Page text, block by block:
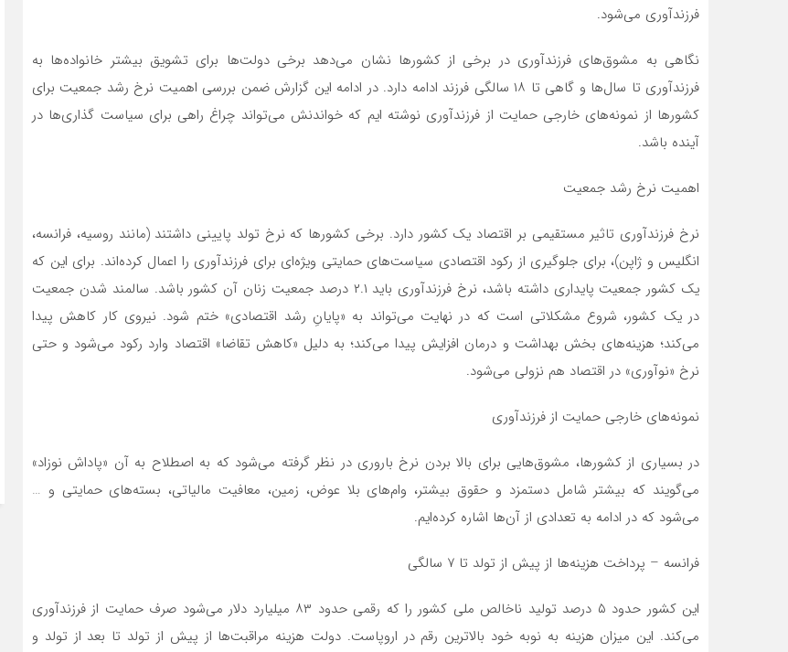
فرزندآوری می‌شود.
نگاهی به مشوق‌های فرزندآوری در برخی از کشور‌ها نشان می‌دهد برخی دولت‌ها برای تشویق بیشتر خانواده‌ها به
فرزندآوری تا سال‌ها و گاهی تا ۱۸ سالگی فرزند ادامه دارد. در ادامه این گزارش ضمن بررسی اهمیت نرخ رشد جمعیت برای
کشور‌ها از نمونه‌های خارجی حمایت از فرزندآوری نوشته ایم که خواندنش می‌تواند چراغ راهی برای سیاست گذاری‌ها در
آینده باشد.
اهمیت نرخ رشد جمعیت
نرخ فرزندآوری تاثیر مستقیمی بر اقتصاد یک کشور دارد. برخی کشور‌ها که نرخ تولد پایینی داشتند (مانند روسیه، فرانسه،
انگلیس و ژاپن)، برای جلوگیری از رکود اقتصادی سیاست‌های حمایتی ویژه‌ای برای فرزندآوری را اعمال کرده‌اند. برای این که
یک کشور جمعیت پایداری داشته باشد، نرخ فرزندآوری باید ۲.۱ درصد جمعیت زنان آن کشور باشد. سالمند شدن جمعیت
در یک کشور، شروع مشکلاتی است که در نهایت می‌تواند به «پایانِ رشد اقتصادی» ختم شود. نیروی کار کاهش پیدا
می‌کند؛ هزینه‌های بخش بهداشت و درمان افزایش پیدا می‌کند؛ به دلیل «کاهش تقاضا» اقتصاد وارد رکود می‌شود و حتی
نرخ «نوآوری» در اقتصاد هم نزولی می‌شود.
نمونه‌های خارجی حمایت از فرزندآوری
در بسیاری از کشورها، مشوق‌هایی برای بالا بردن نرخ باروری در نظر گرفته می‌شود که به اصطلاح به آن «پاداش نوزاد»
می‌گویند که بیشتر شامل دستمزد و حقوق بیشتر، وام‌های بلا عوض، زمین، معافیت مالیاتی، بسته‌های حمایتی و …
می‌شود که در ادامه به تعدادی از آن‌ها اشاره کرده‌ایم.
فرانسه – پرداخت هزینه‌ها از پیش از تولد تا ۷ سالگی
این کشور حدود ۵ درصد تولید ناخالص ملی کشور را که رقمی حدود ۸۳ میلیارد دلار می‌شود صرف حمایت از فرزندآوری
می‌کند. این میزان هزینه به نوبه خود بالاترین رقم در اروپاست. دولت هزینه مراقبت‌ها از پیش از تولد تا بعد از تولد و